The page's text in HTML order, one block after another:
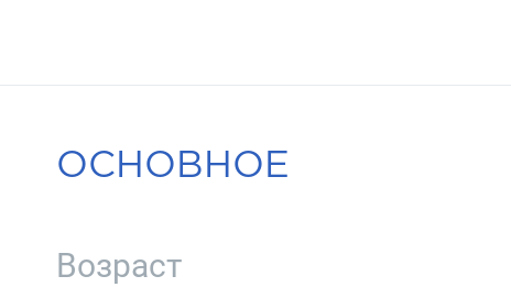
ОСНОВНОЕ
Возраст